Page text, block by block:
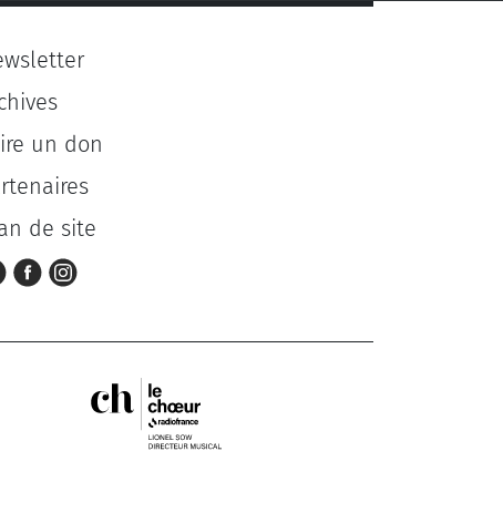
un don
de site